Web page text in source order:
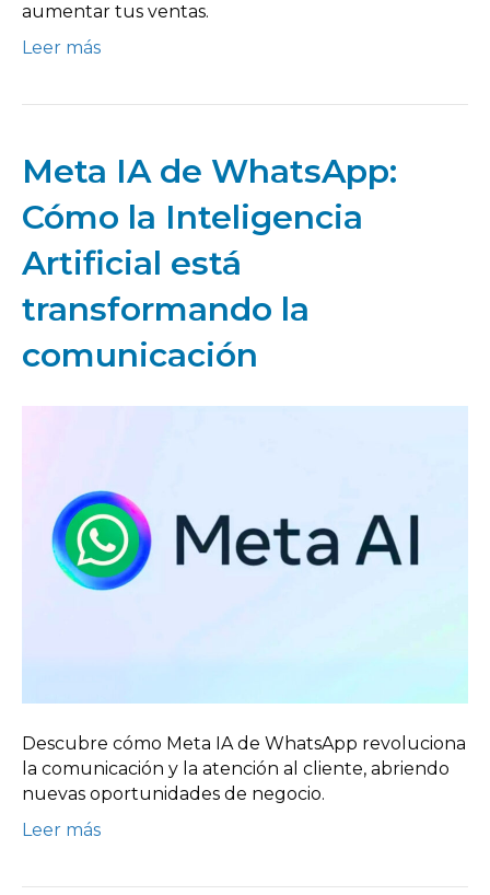
aumentar tus ventas.
Leer más
Meta IA de WhatsApp:
Cómo la Inteligencia
Artificial está
transformando la
comunicación
Descubre cómo Meta IA de WhatsApp revoluciona
la comunicación y la atención al cliente, abriendo
nuevas oportunidades de negocio.
Leer más